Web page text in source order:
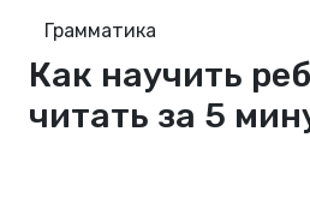
Грамматика
Как научить
читать за 5